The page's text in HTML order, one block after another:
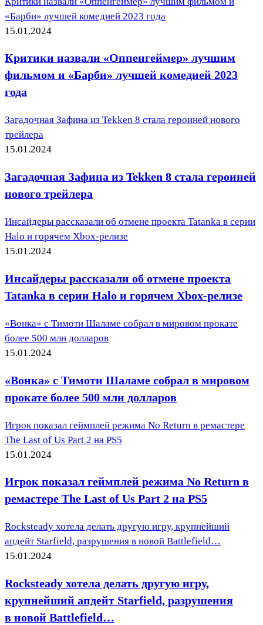
«Барби» лучшей комедией 2023 года
15.01.2024
Критики назвали «Оппенгеймер» лучшим
фильмом и «Барби» лучшей комедией 2023
года
Загадочная Зафина из Tekken 8 стала героиней нового
трейлера
15.01.2024
Загадочная Зафина из Tekken 8 стала героиней
нового трейлера
Инсайдеры рассказали об отмене проекта Tatanka в серии
Halo и горячем Xbox-релизе
15.01.2024
Инсайдеры рассказали об отмене проекта
Tatanka в серии Halo и горячем Xbox-релизе
«Вонка» с Тимоти Шаламе собрал в мировом прокате
более 500 млн долларов
15.01.2024
«Вонка» с Тимоти Шаламе собрал в мировом
прокате более 500 млн долларов
Игрок показал геймплей режима No Return в ремастере
The Last of Us Part 2 на PS5
15.01.2024
Игрок показал геймплей режима No Return в
ремастере The Last of Us Part 2 на PS5
Rocksteady хотела делать другую игру, крупнейший
апдейт Starfield, разрушения в новой Battlefield…
15.01.2024
Rocksteady хотела делать другую игру,
крупнейший апдейт Starfield, разрушения
в новой Battlefield…